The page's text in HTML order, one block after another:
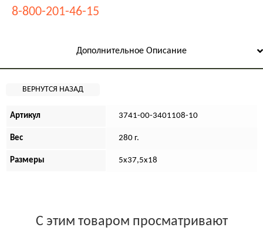
8-800-201-46-15
Дополнительное Описание
Артикул 3741-00-3401108-10
Вес 280 г.
Размеры 5х37,5х18
С этим товаром просматривают